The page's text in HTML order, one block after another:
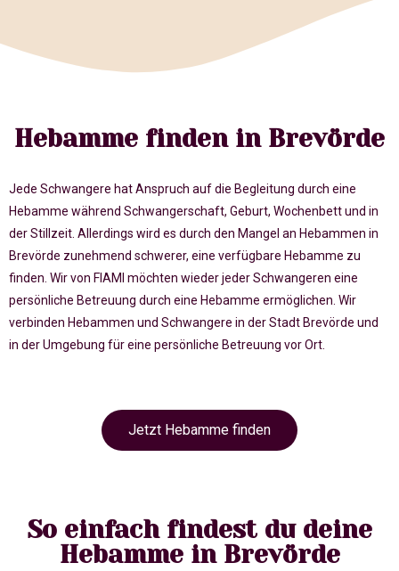
Hebamme finden in Brevörde
Jede Schwangere hat Anspruch auf die Begleitung durch eine
Hebamme während Schwangerschaft, Geburt, Wochenbett und in
der Stillzeit. Allerdings wird es durch den Mangel an Hebammen in
Brevörde zunehmend schwerer, eine verfügbare Hebamme zu
finden. Wir von FIAMI möchten wieder jeder Schwangeren eine
persönliche Betreuung durch eine Hebamme ermöglichen. Wir
verbinden Hebammen und Schwangere in der Stadt Brevörde und
in der Umgebung für eine persönliche Betreuung vor Ort.
Jetzt Hebamme finden
So einfach findest du deine
Hebamme in Brevörde